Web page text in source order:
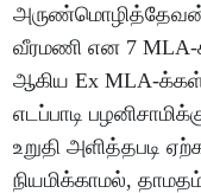
அருண்மொழித்தேவன்,
வீரமணி என 7 MLA-
ஆகிய Ex MLA-
எடப்பாடி
உறுதி அளித்தபடி
நியமிக்காமல்,